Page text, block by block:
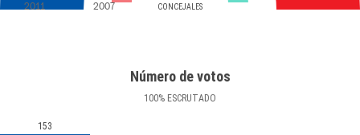
CONCEJALES
2011 2007
Número de votos
100% ESCRUTADO
153